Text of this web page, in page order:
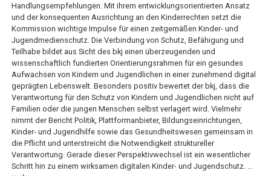
Handlungsempfehlungen. Mit ihrem entwicklungsorientierten Ansatz
und der konsequenten Ausrichtung an den Kinderrechten setzt die
Kommission wichtige Impulse für einen zeitgemäßen Kinder- und
Jugendmedienschutz. Die Verbindung von Schutz, Befähigung und
Teilhabe bildet aus Sicht des bkj einen überzeugenden und
wissenschaftlich fundierten Orientierungsrahmen für ein gesundes
Aufwachsen von Kindern und Jugendlichen in einer zunehmend digital
geprägten Lebenswelt. Besonders positiv bewertet der bkj, dass die
Verantwortung für den Schutz von Kindern und Jugendlichen nicht auf
Familien oder die jungen Menschen selbst verlagert wird. Vielmehr
nimmt der Bericht Politik, Plattformanbieter, Bildungseinrichtungen,
Kinder- und Jugendhilfe sowie das Gesundheitswesen gemeinsam in
die Pflicht und unterstreicht die Notwendigkeit struktureller
Verantwortung. Gerade dieser Perspektivwechsel ist ein wesentlicher
Schritt hin zu einem wirksamen digitalen Kinder- und Jugendschutz. …